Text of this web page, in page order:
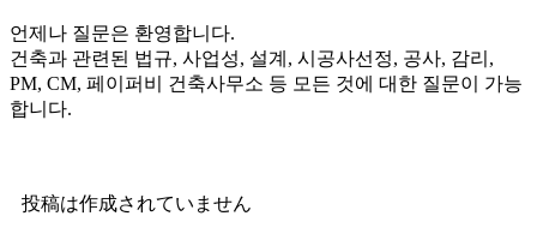
언제나 질문은 환영합니다.
건축과 관련된 법규, 사업성, 설계, 시공사선정, 공사, 감리,
PM, CM, 페이퍼비 건축사무소 등 모든 것에 대한 질문이 가능
합니다.
投稿は作成されていません